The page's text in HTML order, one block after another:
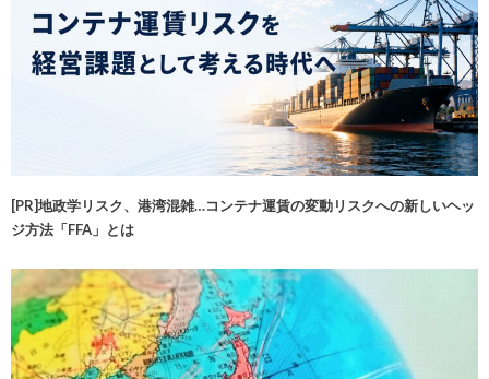
[PR]地政学リスク、港湾混雑…コンテナ運賃の変動リスクへの新しいヘッ
ジ方法「FFA」とは